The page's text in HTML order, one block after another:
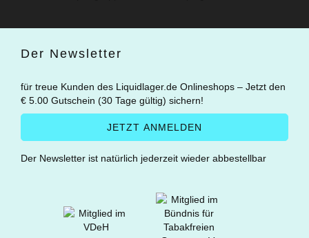
Der Newsletter
für treue Kunden des Liquidlager.de Onlineshops – Jetzt den
€ 5.00 Gutschein (30 Tage gültig) sichern!
Der Newsletter ist natürlich jederzeit wieder abbestellbar